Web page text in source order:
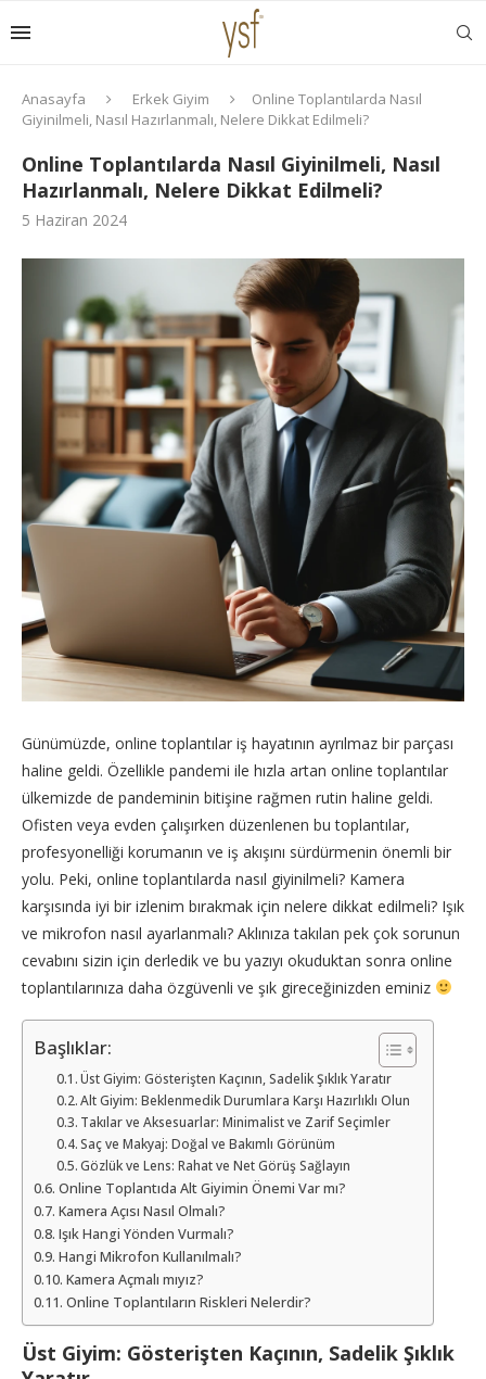
Anasayfa Erkek Giyim
Online Toplantılarda Nasıl
Giyinilmeli, Nasıl Hazırlanmalı, Nelere Dikkat Edilmeli?
Online Toplantılarda Nasıl Giyinilmeli, Nasıl
Hazırlanmalı, Nelere Dikkat Edilmeli?
5 Haziran 2024
Günümüzde, online toplantılar iş hayatının ayrılmaz bir parçası
haline geldi. Özellikle pandemi ile hızla artan online toplantılar
ülkemizde de pandeminin bitişine rağmen rutin haline geldi.
Ofisten veya evden çalışırken düzenlenen bu toplantılar,
profesyonelliği korumanın ve iş akışını sürdürmenin önemli bir
yolu. Peki, online toplantılarda nasıl giyinilmeli? Kamera
karşısında iyi bir izlenim bırakmak için nelere dikkat edilmeli? Işık
ve mikrofon nasıl ayarlanmalı? Aklınıza takılan pek çok sorunun
cevabını sizin için derledik ve bu yazıyı okuduktan sonra online
toplantılarınıza daha özgüvenli ve şık gireceğinizden eminiz
Başlıklar:
Üst Giyim: Gösterişten Kaçının, Sadelik Şıklık Yaratır
Alt Giyim: Beklenmedik Durumlara Karşı Hazırlıklı Olun
Takılar ve Aksesuarlar: Minimalist ve Zarif Seçimler
Saç ve Makyaj: Doğal ve Bakımlı Görünüm
Gözlük ve Lens: Rahat ve Net Görüş Sağlayın
Online Toplantıda Alt Giyimin Önemi Var mı?
Kamera Açısı Nasıl Olmalı?
Işık Hangi Yönden Vurmalı?
Hangi Mikrofon Kullanılmalı?
Kamera Açmalı mıyız?
Online Toplantıların Riskleri Nelerdir?
Üst Giyim: Gösterişten Kaçının, Sadelik Şıklık